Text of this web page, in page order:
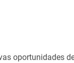
oportunidades